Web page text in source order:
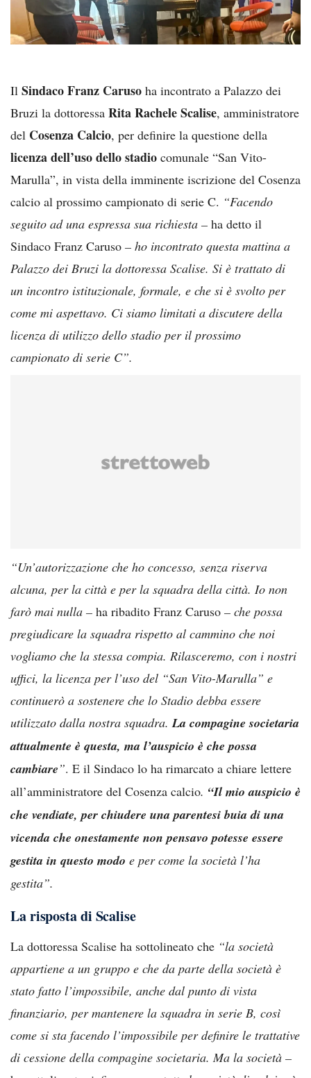
Il Sindaco Franz Caruso ha incontrato a Palazzo dei
Bruzi la dottoressa Rita Rachele Scalise, amministratore
del Cosenza Calcio, per definire la questione della
licenza dell’uso dello stadio comunale “San Vito-
Marulla”, in vista della imminente iscrizione del Cosenza
calcio al prossimo campionato di serie C. “Facendo
seguito ad una espressa sua richiesta – ha detto il
Sindaco Franz Caruso – ho incontrato questa mattina a
Palazzo dei Bruzi la dottoressa Scalise. Si è trattato di
un incontro istituzionale, formale, e che si è svolto per
come mi aspettavo. Ci siamo limitati a discutere della
licenza di utilizzo dello stadio per il prossimo
campionato di serie C”.
“Un’autorizzazione che ho concesso, senza riserva
alcuna, per la città e per la squadra della città. Io non
farò mai nulla – ha ribadito Franz Caruso – che possa
pregiudicare la squadra rispetto al cammino che noi
vogliamo che la stessa compia. Rilasceremo, con i nostri
uffici, la licenza per l’uso del “San Vito-Marulla” e
continuerò a sostenere che lo Stadio debba essere
utilizzato dalla nostra squadra.La compagine societaria
attualmente è questa, ma l’auspicio è che possa
cambiare”. E il Sindaco lo ha rimarcato a chiare lettere
all’amministratore del Cosenza calcio. “Il mio auspicio è
che vendiate, per chiudere una parentesi buia di una
vicenda che onestamente non pensavo potesse essere
gestita in questo modo e per come la società l’ha
gestita”.
La risposta di Scalise
La dottoressa Scalise ha sottolineato che “la società
appartiene a un gruppo e che da parte della società è
stato fatto l’impossibile, anche dal punto di vista
finanziario, per mantenere la squadra in serie B, così
come si sta facendo l’impossibile per definire le trattative
di cessione della compagine societaria. Ma la società –